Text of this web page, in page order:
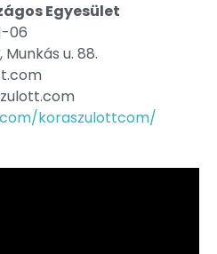
Egyesület
06
u. 88.
koraszulottcom/